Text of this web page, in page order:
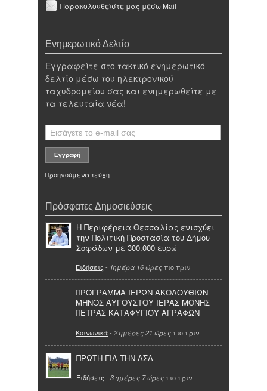
Παρακολουθείστε μας μέσω Mail
Ενημερωτικό Δελτίο
Εγγραφείτε στο τακτικό ενημερωτικό
δελτίο μέσω του ηλεκτρονικού
ταχυδρομείου σας και ενημερωθείτε με
τα τελευταία νέα!
Προηγούμενα τεύχη
Πρόσφατες Δημοσιεύσεις
Η Περιφέρεια Θεσσαλίας ενισχύει
την Πολιτική Προστασία του Δήμου
Σοφάδων με 300.000 ευρώ
Ειδήσεις - 1ημέρα 16 ώρες πιο πριν
ΠΡΟΓΡΑΜΜΑ ΙΕΡΩΝ ΑΚΟΛΟΥΘΙΩΝ
ΜΗΝΟΣ ΑΥΓΟΥΣΤΟΥ ΙΕΡΑΣ ΜΟΝΗΣ
ΠΕΤΡΑΣ ΚΑΤΑΦΥΓΙΟΥ ΑΓΡΑΦΩΝ
Κοινωνικά- 2 ημέρες 21 ώρες πιο πριν
ΠΡΩΤΗ ΓΙΑ ΤΗΝ ΑΣΑ
Ειδήσεις - 3 ημέρες 7 ώρες πιο πριν